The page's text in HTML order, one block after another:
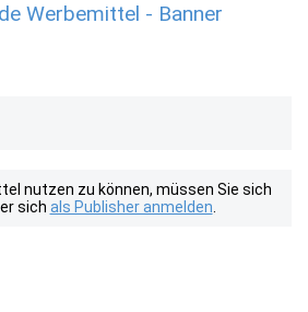
Werbemittel - Banner
nutzen zu können, müssen Sie sich
sich als Publisher anmelden